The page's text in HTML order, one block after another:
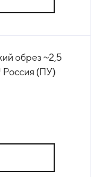
обрез ~2,5
(ПУ)